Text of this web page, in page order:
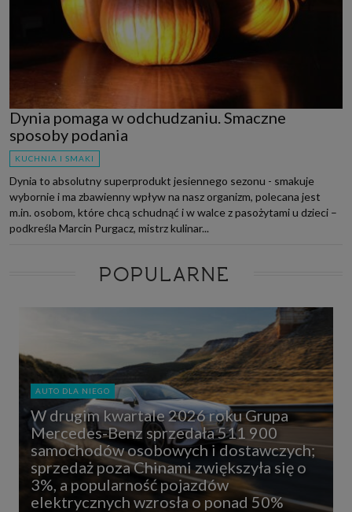
Dynia pomaga w odchudzaniu. Smaczne
sposoby podania
KUCHNIA I SMAKI
Dynia to absolutny superprodukt jesiennego sezonu - smakuje
wybornie i ma zbawienny wpływ na nasz organizm, polecana jest
m.in. osobom, które chcą schudnąć i w walce z pasożytami u dzieci –
podkreśla Marcin Purgacz, mistrz kulinar...
POPULARNE
AUTO DLA NIEGO
W drugim kwartale 2026 roku Grupa
Mercedes-Benz sprzedała 511 900
samochodów osobowych i dostawczych;
sprzedaż poza Chinami zwiększyła się o
3%, a popularność pojazdów
elektrycznych wzrosła o ponad 50%